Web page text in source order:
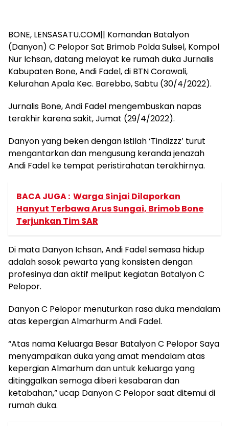
BONE, LENSASATU.COM|| Komandan Batalyon
(Danyon) C Pelopor Sat Brimob Polda Sulsel, Kompol
Nur Ichsan, datang melayat ke rumah duka Jurnalis
Kabupaten Bone, Andi Fadel, di BTN Corawali,
Kelurahan Apala Kec. Barebbo, Sabtu (30/4/2022).
Jurnalis Bone, Andi Fadel mengembuskan napas
terakhir karena sakit, Jumat (29/4/2022).
Danyon yang beken dengan istilah ‘Tindizzz’ turut
mengantarkan dan mengusung keranda jenazah
Andi Fadel ke tempat peristirahatan terakhirnya.
BACA JUGA : Warga Sinjai Dilaporkan
Hanyut Terbawa Arus Sungai, Brimob Bone
Terjunkan Tim SAR
Di mata Danyon Ichsan, Andi Fadel semasa hidup
adalah sosok pewarta yang konsisten dengan
profesinya dan aktif meliput kegiatan Batalyon C
Pelopor.
Danyon C Pelopor menuturkan rasa duka mendalam
atas kepergian Almarhurm Andi Fadel.
“Atas nama Keluarga Besar Batalyon C Pelopor Saya
menyampaikan duka yang amat mendalam atas
kepergian Almarhum dan untuk keluarga yang
ditinggalkan semoga diberi kesabaran dan
ketabahan,” ucap Danyon C Pelopor saat ditemui di
rumah duka.